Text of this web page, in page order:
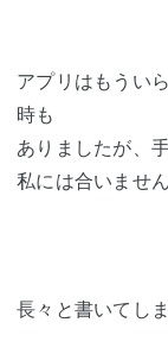
アプリはもうい
時も
ありましたが、
私には合いません
長々と書いてし